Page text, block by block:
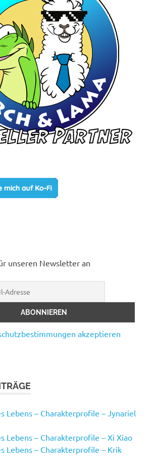
unseren Newsletter an
akzeptieren
Lebens – Charakterprofile – Jynariel
Lebens – Charakterprofile – Xi Xiao
Lebens – Charakterprofile – Krik